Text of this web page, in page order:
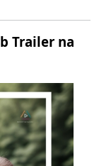
Trailer na